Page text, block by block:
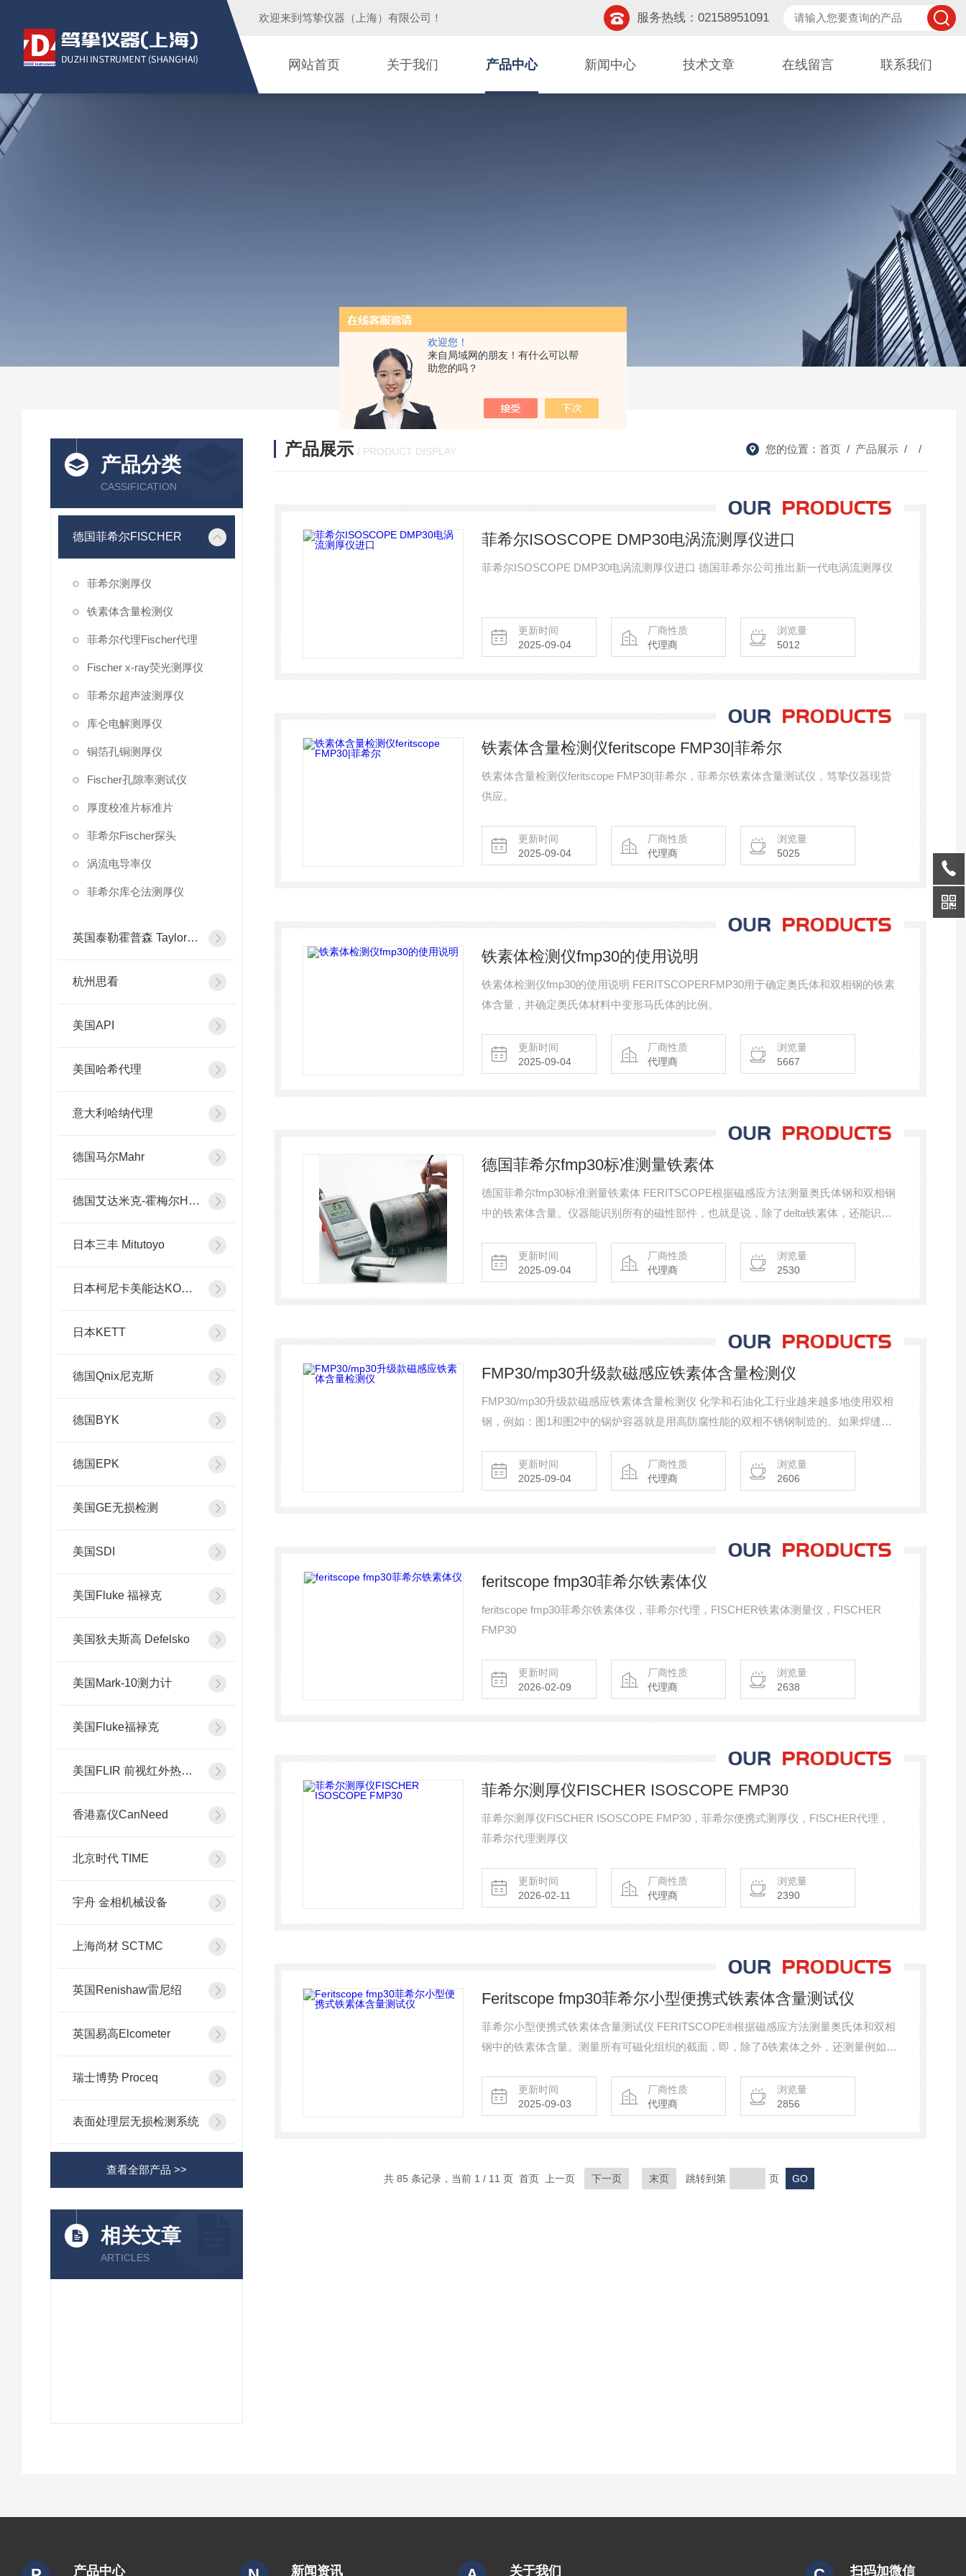
欢迎您！
来自局域网的朋友！有什么可以帮
助您的吗？
欢迎来到 笃挚仪器（上海）有限公司 ！ 服务热线：02158951091
网站首页 关于我们 产品中心 新闻中心 技术文章 在线留言 联系我们
产品分类
CASSIFICATION
德国菲希尔FISCHER
菲希尔测厚仪
铁素体含量检测仪
菲希尔代理Fischer代理
Fischer x-ray荧光测厚仪
菲希尔超声波测厚仪
库仑电解测厚仪
铜箔孔铜测厚仪
Fischer孔隙率测试仪
厚度校准片标准片
菲希尔Fischer探头
涡流电导率仪
菲希尔库仑法测厚仪
英国泰勒霍普森 Taylor Hobson
杭州思看
美国API
美国哈希代理
意大利哈纳代理
德国马尔Mahr
德国艾达米克-霍梅尔Hommel
日本三丰 Mitutoyo
日本柯尼卡美能达KONICA MINOLTA
日本KETT
德国Qnix尼克斯
德国BYK
德国EPK
美国GE无损检测
美国SDI
美国Fluke 福禄克
美国狄夫斯高 Defelsko
美国Mark-10测力计
美国Fluke福禄克
美国FLIR 前视红外热像系统
香港嘉仪CanNeed
北京时代 TIME
宇舟 金相机械设备
上海尚材 SCTMC
英国Renishaw雷尼绍
英国易高Elcometer
瑞士博势 Proceq
表面处理层无损检测系统
查看全部产品 >>
相关文章
ARTICLES
产品展示 / PRODUCT DISPLAY 您的位置： 首页 / 产品展示 / /
菲希尔ISOSCOPE DMP30电涡流测厚仪进口
菲希尔ISOSCOPE DMP30电涡流测厚仪进口 德国菲希尔公司推出新一代电涡流测厚仪
更新时间
2025-09-04
厂商性质
代理商
浏览量
5012
铁素体含量检测仪feritscope FMP30|菲希尔
铁素体含量检测仪feritscope FMP30|菲希尔，菲希尔铁素体含量测试仪，笃挚仪器现货
供应。
更新时间
2025-09-04
厂商性质
代理商
浏览量
5025
铁素体检测仪fmp30的使用说明
铁素体检测仪fmp30的使用说明 FERITSCOPERFMP30用于确定奥氏体和双相钢的铁素
体含量，并确定奥氏体材料中变形马氏体的比例。
更新时间
2025-09-04
厂商性质
代理商
浏览量
5667
德国菲希尔fmp30标准测量铁素体
德国菲希尔fmp30标准测量铁素体 FERITSCOPE根据磁感应方法测量奥氏体钢和双相钢
中的铁素体含量。仪器能识别所有的磁性部件，也就是说，除了delta铁素体，还能识别
更新时间
2025-09-04
厂商性质
代理商
浏览量
2530
FMP30/mp30升级款磁感应铁素体含量检测仪
FMP30/mp30升级款磁感应铁素体含量检测仪 化学和石油化工行业越来越多地使用双相
钢，例如：图1和图2中的锅炉容器就是用高防腐性能的双相不锈钢制造的。如果焊缝处
更新时间
2025-09-04
厂商性质
代理商
浏览量
2606
feritscope fmp30菲希尔铁素体仪
feritscope fmp30菲希尔铁素体仪，菲希尔代理，FISCHER铁素体测量仪，FISCHER
FMP30
更新时间
2026-02-09
厂商性质
代理商
浏览量
2638
菲希尔测厚仪FISCHER ISOSCOPE FMP30
菲希尔测厚仪FISCHER ISOSCOPE FMP30，菲希尔便携式测厚仪，FISCHER代理，
菲希尔代理测厚仪
更新时间
2026-02-11
厂商性质
代理商
浏览量
2390
Feritscope fmp30菲希尔小型便携式铁素体含量测试仪
菲希尔小型便携式铁素体含量测试仪 FERITSCOPE®根据磁感应方法测量奥氏体和双相
钢中的铁素体含量。测量所有可磁化组织的截面，即，除了δ铁素体之外，还测量例如应
域为现场测量，例如，奥氏体镀层以及不锈钢管，容器，锅炉或其他由奥氏体或双相钢
制成的产品中的焊缝。
更新时间
2025-09-03
厂商性质
代理商
浏览量
2856
共 85 条记录，当前 1 / 11 页 首页 上一页 下一页 末页 跳转到第 页
产品中心 新闻资讯 关于我们 扫码加微信